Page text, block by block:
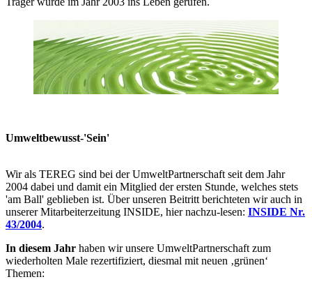
Umweltbewusst-'Sein'
Wir als TEREG sind bei der UmweltPartnerschaft seit dem Jahr
2004 dabei und damit ein Mitglied der ersten Stunde, welches stets
'am Ball' geblieben ist. Über unseren Beitritt berichteten wir auch in
unserer Mitarbeiterzeitung INSIDE, hier nachzu-lesen: INSIDE Nr.
43/2004.
In diesem Jahr haben wir unsere UmweltPartnerschaft zum
wiederholten Male rezertifiziert, diesmal mit neuen ‚grünen‘
Themen: